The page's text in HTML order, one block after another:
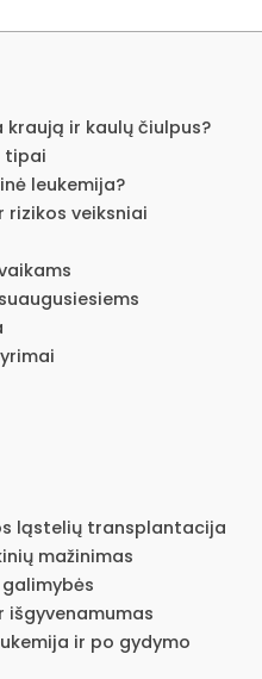
kraują ir kaulų čiulpus?
tipai
leukemija?
rizikos veiksniai
ląstelių transplantacija
mažinimas
išgyvenamumas
ir po gydymo